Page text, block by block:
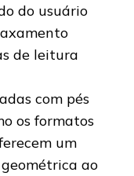
do usuário
de leitura
com pés
os formatos
um
ao